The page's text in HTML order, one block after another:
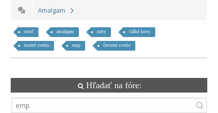
Amalgam
ortuť amalgam zuby ťažké kovy
modré svetlo emp červené svetlo
Hľadať na fóre: